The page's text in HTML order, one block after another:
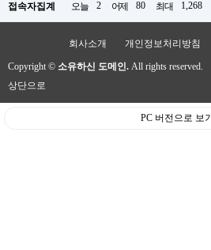
접속자집계 오늘 2 어제 80 최대 1,268
회사소개 개인정보처리방침
Copyright © 소유하신 도메인. All rights reserved.
상단으로
PC 버전으로 보기